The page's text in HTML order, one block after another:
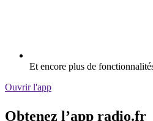
Et encore plus de
Ouvrir l'app
Obtenez l’app